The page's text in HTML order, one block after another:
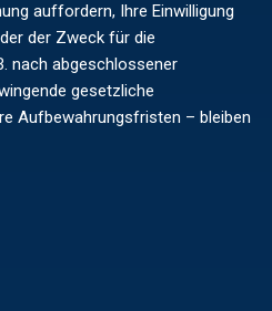
auffordern, Ihre Einwilligung
der Zweck für die
nach abgeschlossener
gesetzliche
Aufbewahrungsfristen – bleiben